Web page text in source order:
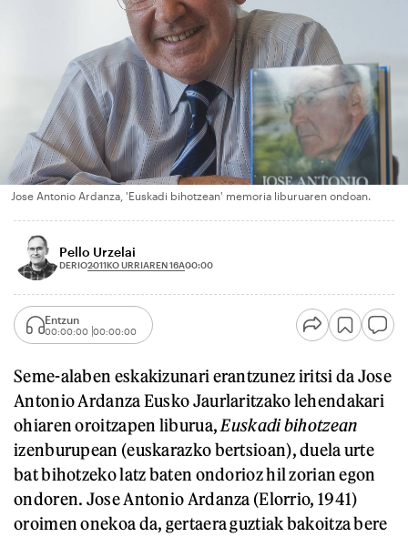
Jose Antonio Ardanza, 'Euskadi bihotzean' memoria liburuaren ondoan.
Pello Urzelai
DERIO2011KO URRIAREN 16A00:00
Entzun
00:00:00 00:00:00
Seme-alaben eskakizunari erantzunez iritsi da Jose
Antonio Ardanza Eusko Jaurlaritzako lehendakari
ohiaren oroitzapen liburua, Euskadi bihotzean
izenburupean (euskarazko bertsioan), duela urte
bat bihotzeko latz baten ondorioz hil zorian egon
ondoren. Jose Antonio Ardanza (Elorrio, 1941)
oroimen onekoa da, gertaera guztiak bakoitza bere